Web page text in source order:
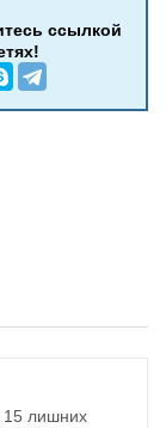
15 лишних